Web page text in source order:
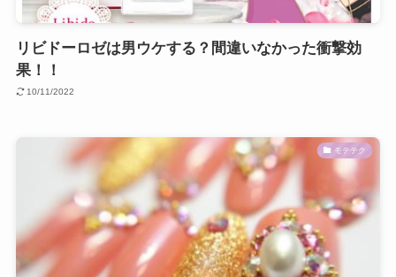
リビドーロゼは男ウケする？間違いなかった衝撃効
果！！
10/11/2022
モテテク